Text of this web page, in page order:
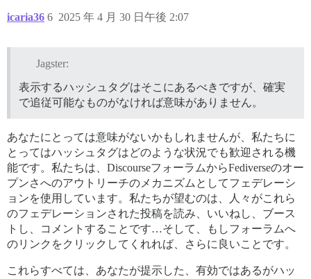
icaria36 2025 年 4 月 30 日午後 2:07
6
Jagster:
表示するハッシュタグはそこにあるべきですが、確実
で追従可能なものがなければ意味がありません。
あなたにとっては意味がないかもしれませんが、私たちに
とってはハッシュタグはどのような状況でも歓迎される機
能です。私たちは、DiscourseフォーラムからFediverseのオー
プンさへのアウトリーチのメカニズムとしてフェデレーシ
ョンを使用しています。私たちが望むのは、人々がこれら
のフェデレーションされた投稿を読み、いいねし、ブース
トし、コメントすることです…そして、もしフォーラムへ
のリンクをクリックしてくれれば、さらに良いことです。
これらすべては、あなたが提示した、有効ではあるがハッ